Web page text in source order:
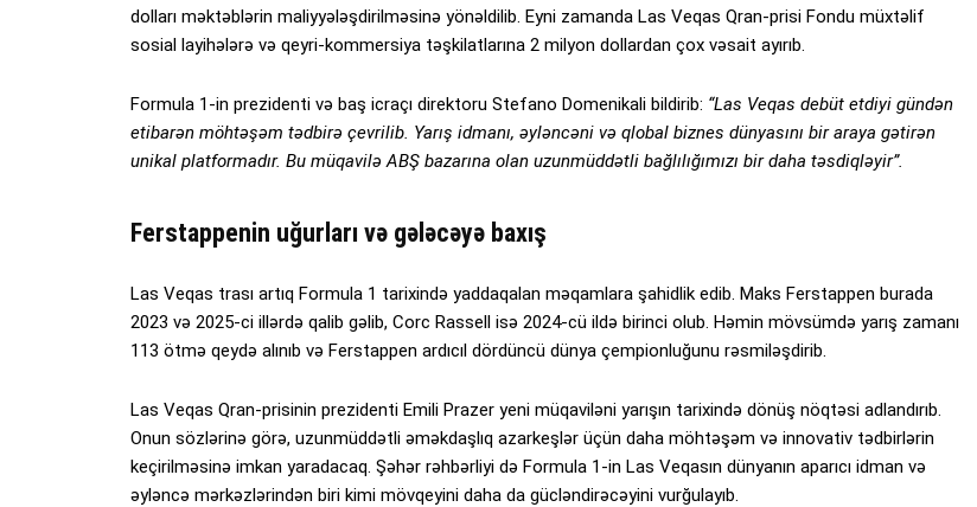
dolları məktəblərin maliyyələşdirilməsinə yönəldilib. Eyni zamanda Las Veqas Qran-prisi Fondu müxtəlif
sosial layihələrə və qeyri-kommersiya təşkilatlarına 2 milyon dollardan çox vəsait ayırıb.
Formula 1-in prezidenti və baş icraçı direktoru Stefano Domenikali bildirib: “Las Veqas debüt etdiyi gündən
etibarən möhtəşəm tədbirə çevrilib. Yarış idmanı, əyləncəni və qlobal biznes dünyasını bir araya gətirən
unikal platformadır. Bu müqavilə ABŞ bazarına olan uzunmüddətli bağlılığımızı bir daha təsdiqləyir”.
Ferstappenin uğurları və gələcəyə baxış
Las Veqas trası artıq Formula 1 tarixində yaddaqalan məqamlara şahidlik edib. Maks Ferstappen burada
2023 və 2025-ci illərdə qalib gəlib, Corc Rassell isə 2024-cü ildə birinci olub. Həmin mövsümdə yarış zamanı
113 ötmə qeydə alınıb və Ferstappen ardıcıl dördüncü dünya çempionluğunu rəsmiləşdirib.
Las Veqas Qran-prisinin prezidenti Emili Prazer yeni müqaviləni yarışın tarixində dönüş nöqtəsi adlandırıb.
Onun sözlərinə görə, uzunmüddətli əməkdaşlıq azarkeşlər üçün daha möhtəşəm və innovativ tədbirlərin
keçirilməsinə imkan yaradacaq. Şəhər rəhbərliyi də Formula 1-in Las Veqasın dünyanın aparıcı idman və
əyləncə mərkəzlərindən biri kimi mövqeyini daha da gücləndirəcəyini vurğulayıb.